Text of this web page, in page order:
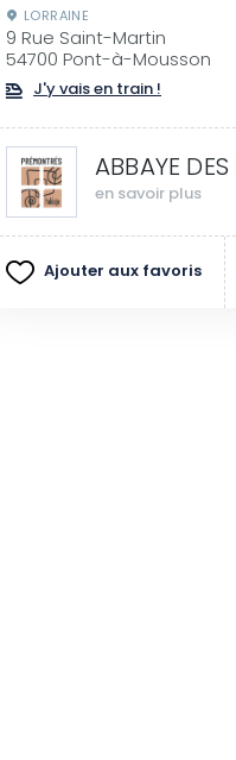
LORRAINE
9 Rue Saint-Martin
54700 Pont-à-Mousson
J'y vais en train !
ABBAYE
en savoir plus
Ajouter aux favoris